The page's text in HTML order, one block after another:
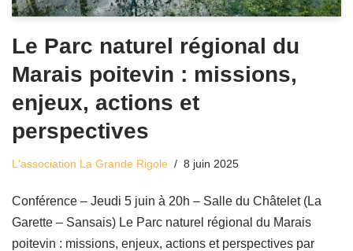
Le Parc naturel régional du
Marais poitevin : missions,
enjeux, actions et
perspectives
L'association La Grande Rigole 8 juin 2025
Conférence – Jeudi 5 juin à 20h – Salle du Châtelet (La
Garette – Sansais) Le Parc naturel régional du Marais
poitevin : missions, enjeux, actions et perspectives par